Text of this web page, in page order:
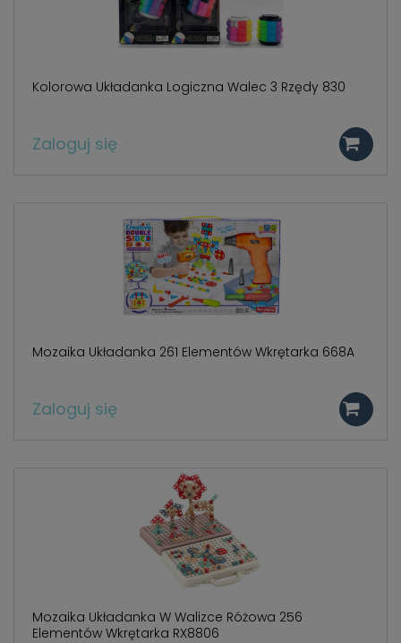
Kolorowa Układanka Logiczna Walec 3 Rzędy 830
Zaloguj się
Mozaika Układanka 261 Elementów Wkrętarka 668A
Zaloguj się
Mozaika Układanka W Walizce Różowa 256
Elementów Wkrętarka RX8806